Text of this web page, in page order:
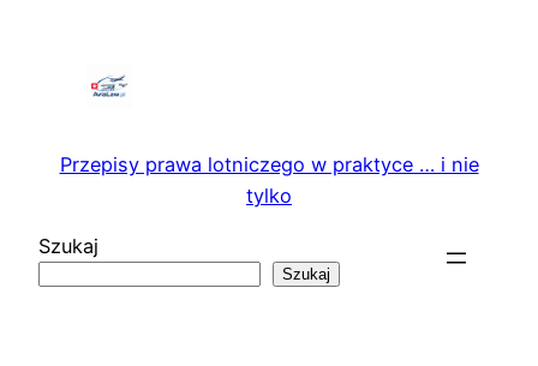
Przepisy prawa lotniczego w praktyce … i nie
tylko
Szukaj
Szukaj